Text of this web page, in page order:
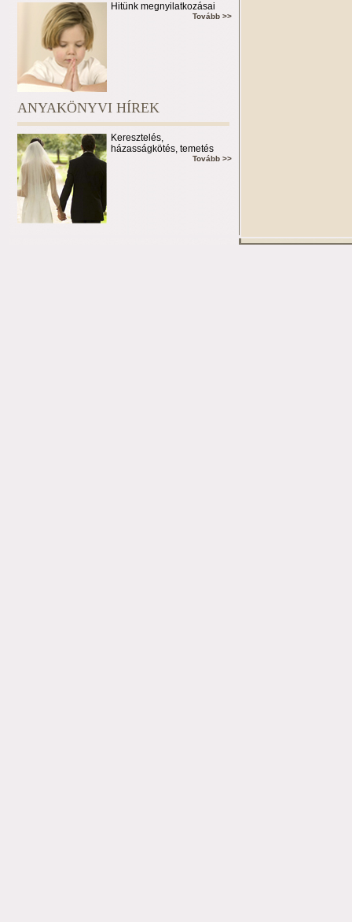
Hitünk megnyilatkozásai
Tovább >>
ANYAKÖNYVI HÍREK
Keresztelés,
házasságkötés, temetés
Tovább >>